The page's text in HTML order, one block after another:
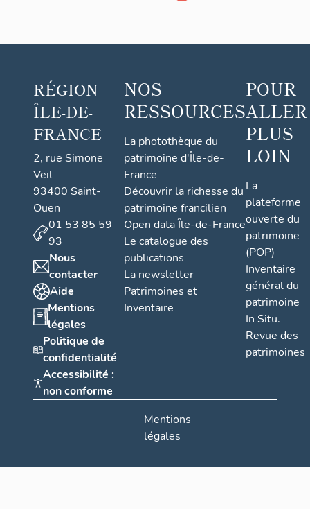
RÉGION
ÎLE-DE-
FRANCE
2, rue Simone
Veil
93400 Saint-
Ouen
01 53 85 59
93
Nous
contacter
Aide
Mentions
légales
Politique de
confidentialité
Accessibilité :
non conforme
NOS
RESSOURCES
La photothèque du
patrimoine d'Île-de-
France
Découvrir la richesse du
patrimoine francilien
Open data Île-de-France
Le catalogue des
publications
La newsletter
Patrimoines et
Inventaire
POUR
ALLER
PLUS
LOIN
La
plateforme
ouverte du
patrimoine
(POP)
Inventaire
général du
patrimoine
In Situ.
Revue des
patrimoines
Mentions
légales